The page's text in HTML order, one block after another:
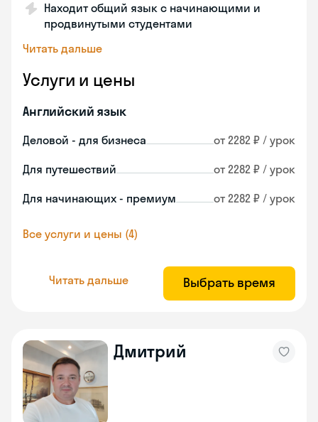
Находит общий язык с начинающими и
продвинутыми студентами
Читать дальше
Услуги и цены
Английский язык
Деловой - для бизнеса от 2282 ₽ / урок
Для путешествий от 2282 ₽ / урок
Для начинающих - премиум от 2282 ₽ / урок
Все услуги и цены (4)
Читать дальше Выбрать время
Дмитрий